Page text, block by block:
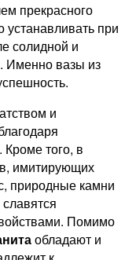
прекрасного
устанавливать при
солидной и
Именно вазы из
и
того, в
имитирующих
природные камни
Помимо
обладают и